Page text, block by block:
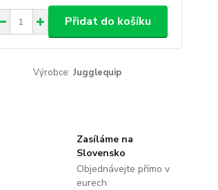
Přidat do košíku
Výrobce: Jugglequip
Zasíláme na
Slovensko
Objednávejte přímo v
eurech